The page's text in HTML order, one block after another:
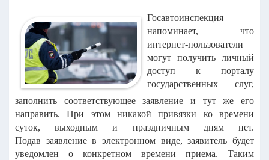
Госавтоинспекция
напоминает, что
интернет-пользователи
могут получить личный
доступ к порталу
государственных слуг,
заполнить соответствующее заявление и тут же его
направить. При этом никакойпривязки ко времени
суток, выходным и праздничным дням нет.
Подав заявление в электронном виде, заявитель будет
уведомлен о конкретном времени приема. Таким